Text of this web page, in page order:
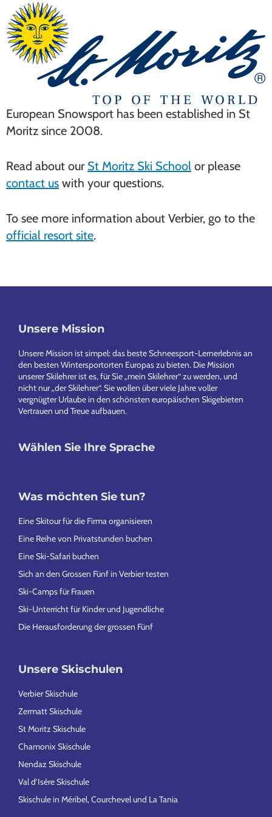
European Snowsport has been established in St
Moritz since 2008.
Read about our St Moritz Ski School or please
contact us with your questions.
To see more information about Verbier, go to the
official resort site.
Unsere Mission
Unsere Mission ist simpel: das beste Schneesport-Lernerlebnis an
den besten Wintersportorten Europas zu bieten. Die Mission
unserer Skilehrer ist es, für Sie „mein Skilehrer“ zu werden, und
nicht nur „der Skilehrer“. Sie wollen über viele Jahre voller
vergnügter Urlaube in den schönsten europäischen Skigebieten
Vertrauen und Treue aufbauen.
Wählen Sie Ihre Sprache
Was möchten Sie tun?
Eine Skitour für die Firma organisieren
Eine Reihe von Privatstunden buchen
Eine Ski-Safari buchen
Sich an den Grossen Fünf in Verbier testen
Ski-Camps für Frauen
Ski-Unterricht für Kinder und Jugendliche
Die Herausforderung der grossen Fünf
Unsere Skischulen
Verbier Skischule
Zermatt Skischule
St Moritz Skischule
Chamonix Skischule
Nendaz Skischule
Val d’Isère Skischule
Skischule in Méribel, Courchevel und La Tania